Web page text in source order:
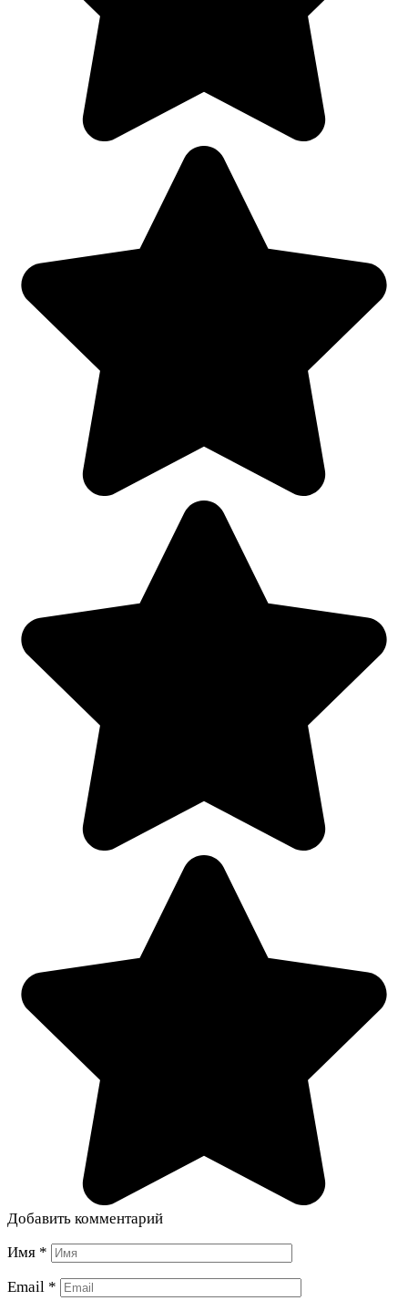
Добавить комментарий
Имя *
Email *